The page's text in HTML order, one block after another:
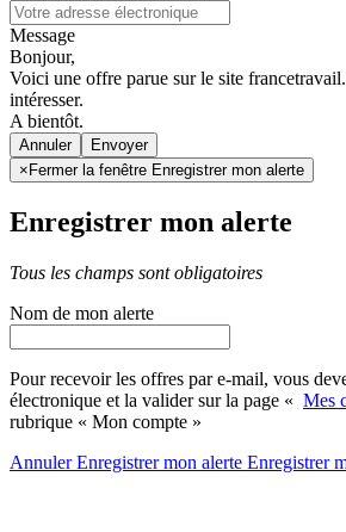
Message
Bonjour,
Voici une offre parue sur le site
intéresser.
A bientôt.
Annuler
× Fermer la fenêtre Enregistrer mon alerte
Enregistrer mon alerte
Tous les champs sont obligatoires
Nom de mon alerte
Pour recevoir les offres par e-mail, vous
électronique et la valider sur la page « Mes
rubrique « Mon compte »
AnnulerEnregistrer mon alerte Enregistrer